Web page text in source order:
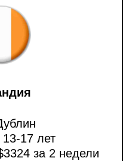
13-17 лет
за 2 недели